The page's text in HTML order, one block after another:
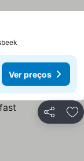
Ver preços
Partilhar